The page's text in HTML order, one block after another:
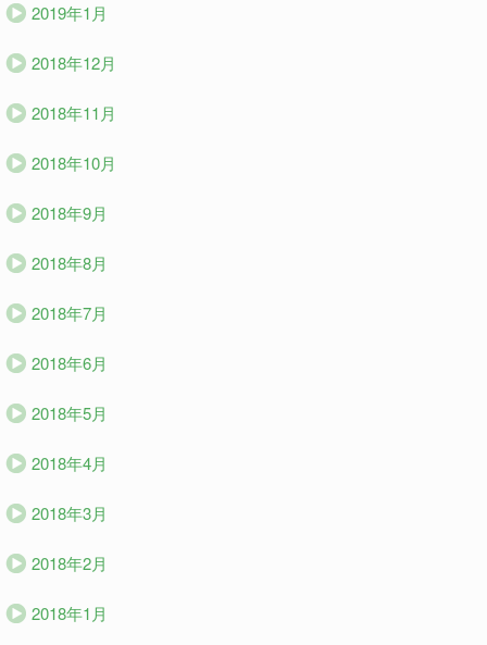
2019年1月
2018年12月
2018年11月
2018年10月
2018年9月
2018年8月
2018年7月
2018年6月
2018年5月
2018年4月
2018年3月
2018年2月
2018年1月